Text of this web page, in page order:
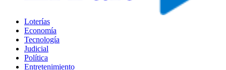
Loterías
Economía
Tecnología
Judicial
Política
Entretenimiento